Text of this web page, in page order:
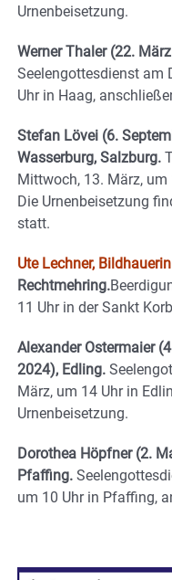
Urnenbeisetzung.
Werner Thaler (22.
Seelengottesdienst am
Uhr in Haag,
Stefan Lövei (6.
Wasserburg, Salzburg.
Mittwoch, 13. März, um
Die Urnenbeisetzung
statt.
Ute Lechner, Bildhauerin
Rechtmehring.
11 Uhr in der Sankt
Alexander Ostermaier
2024), Edling.
März, um 14 Uhr in
Urnenbeisetzung.
Dorothea Höpfner (2.
Pfaffing.
um 10 Uhr in Pfaffing,